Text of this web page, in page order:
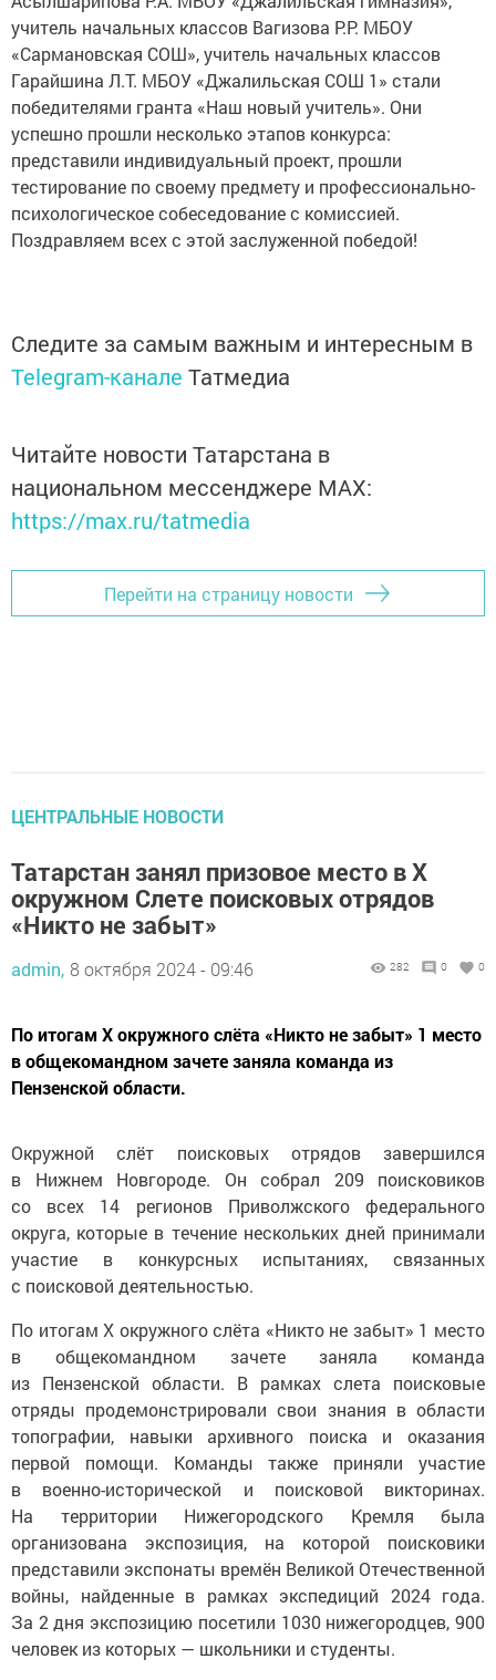
учитель начальных классов Вагизова Р.Р. МБОУ
«Сармановская СОШ», учитель начальных классов
Гарайшина Л.Т. МБОУ «Джалильская СОШ 1» стали
победителями гранта «Наш новый учитель». Они
успешно прошли несколько этапов конкурса:
представили индивидуальный проект, прошли
тестирование по своему предмету и профессионально-
психологическое собеседование с комиссией.
Поздравляем всех с этой заслуженной победой!
Следите за самым важным и интересным в
Telegram-канале Татмедиа
Читайте новости Татарстана в
национальном мессенджере MАХ:
https://max.ru/tatmedia
Перейти на страницу новости
ЦЕНТРАЛЬНЫЕ НОВОСТИ
Татарстан занял призовое место в X
окружном Слете поисковых отрядов
«Никто не забыт»
admin, 8 октября 2024 - 09:46 282 0 0
По итогам X окружного слёта «Никто не забыт» 1 место
в общекомандном зачете заняла команда из
Пензенской области.
Окружной слёт поисковых отрядов завершился
в Нижнем Новгороде. Он собрал 209 поисковиков
со всех 14 регионов Приволжского федерального
округа, которые в течение нескольких дней принимали
участие в конкурсных испытаниях, связанных
с поисковой деятельностью.
По итогам X окружного слёта «Никто не забыт» 1 место
в общекомандном зачете заняла команда
из Пензенской области. В рамках слета поисковые
отряды продемонстрировали свои знания в области
топографии, навыки архивного поиска и оказания
первой помощи. Команды также приняли участие
в военно-исторической и поисковой викторинах.
На территории Нижегородского Кремля была
организована экспозиция, на которой поисковики
представили экспонаты времён Великой Отечественной
войны, найденные в рамках экспедиций 2024 года.
За 2 дня экспозицию посетили 1030 нижегородцев, 900
человек из которых — школьники и студенты.